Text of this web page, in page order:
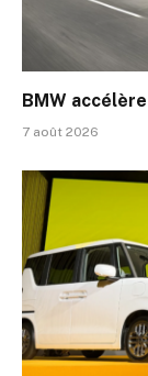
BMW
7 août 2026